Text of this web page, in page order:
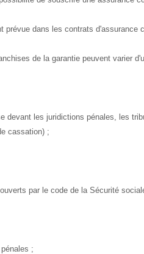
prévue dans les contrats d'assurance
de la garantie peuvent varier
devant les juridictions pénales, les
cassation) ;
par le code de la Sécurité
;